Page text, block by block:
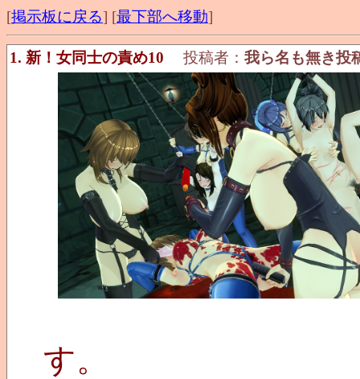
[掲示板に戻る] [最下部へ移動]
1. 新！女同士の責め10 投稿者： 我ら名も無き投
す。